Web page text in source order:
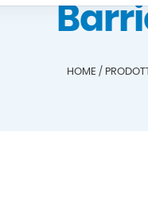
HOME / PRODOTTI